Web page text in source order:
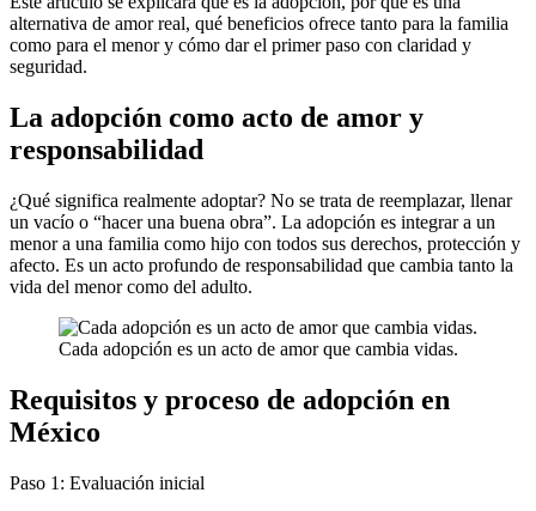
alternativa de amor real, qué beneficios ofrece tanto para la familia
como para el menor y cómo dar el primer paso con claridad y
seguridad.
La adopción como acto de amor y
responsabilidad
¿Qué significa realmente adoptar? No se trata de reemplazar, llenar
un vacío o “hacer una buena obra”. La adopción es integrar a un
menor a una familia como hijo con todos sus derechos, protección y
afecto. Es un acto profundo de responsabilidad que cambia tanto la
vida del menor como del adulto.
Cada adopción es un acto de amor que cambia vidas.
Requisitos y proceso de adopción en
México
Paso 1: Evaluación inicial